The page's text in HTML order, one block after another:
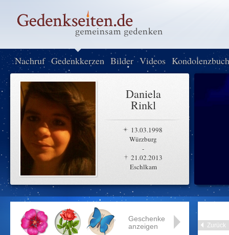
Nachruf Gedenkkerzen Bilder Videos Kondolenzbuch
Daniela
Rinkl
13.03.1998
Würzburg
-
21.02.2013
Eschlkam
Zurück
Geschenke
anzeigen